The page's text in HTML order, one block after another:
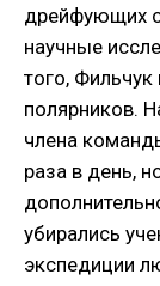
дрейфующих
научные
того,
полярников.
члена
раза в день,
убирались
экспедиции